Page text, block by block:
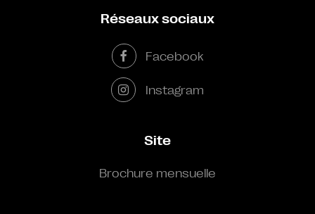
Réseaux sociaux
Facebook
Instagram
Site
Brochure mensuelle